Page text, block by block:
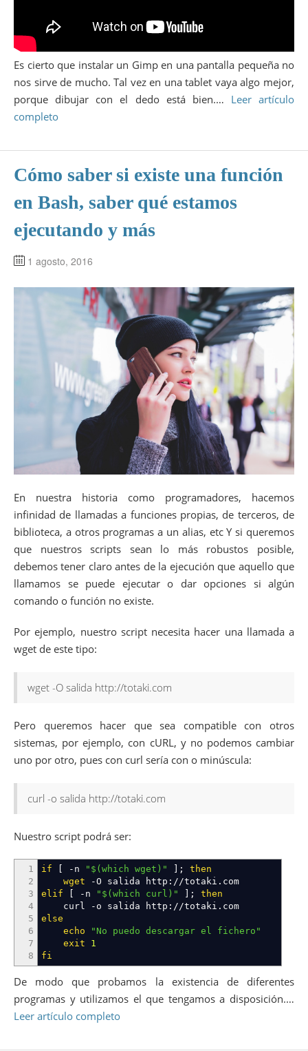
Es cierto que instalar un Gimp en una pantalla pequeña no
nos sirve de mucho. Tal vez en una tablet vaya algo mejor,
porque dibujar con el dedo está bien.… Leer artículo
completo
Cómo saber si existe una función
en Bash, saber qué estamos
ejecutando y más
1 agosto, 2016
En nuestra historia como programadores, hacemos
infinidad de llamadas a funciones propias, de terceros, de
biblioteca, a otros programas a un alias, etc Y si queremos
que nuestros scripts sean lo más robustos posible,
debemos tener claro antes de la ejecución que aquello que
llamamos se puede ejecutar o dar opciones si algún
comando o función no existe.
Por ejemplo, nuestro script necesita hacer una llamada a
wget de este tipo:
wget -O salida http://totaki.com
Pero queremos hacer que sea compatible con otros
sistemas, por ejemplo, con cURL, y no podemos cambiar
uno por otro, pues con curl sería con o minúscula:
curl -o salida http://totaki.com
Nuestro script podrá ser:
1
2
3
4
5
6
7
8
if -n " $(which wget) " ; then
wget
-O salida http: //totaki.com
elif
-n " $(which curl) " ; then
curl
-o salida http: //totaki.com
else
echo
"No puedo descargar el fichero"
exit
1
fi
De modo que probamos la existencia de diferentes
programas y utilizamos el que tengamos a disposición.…
Leer artículo completo